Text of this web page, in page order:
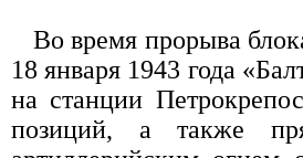
Во время прорыва
18 января 1943 года
на станции
позиций, а также